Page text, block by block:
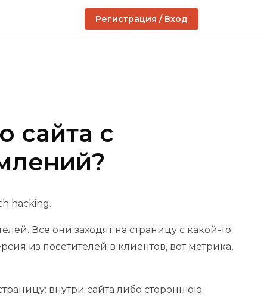
Регистрация / Вход
сайта с
hacking.
Все они заходят на страницу с какой-то
из посетителей в клиентов, вот метрика,
внутри сайта либо стороннюю